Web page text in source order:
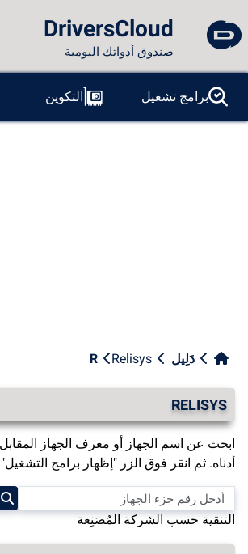
DriversCloud
صندوق أدواتك اليومية
لم تقم بتسجيل الدخول...
الاتصال بالموقع
برامج تشغيل التكوين
المسابر
الموت الزرقاء
دَلِيل R Relisys
RELISYS
ابحث عن اسم الجهاز أو معرف الجهاز
أدناه. ثم انقر فوق الزر "إظهار برامج التشغيل"
التنقية حسب الشركة المُصَنِعة